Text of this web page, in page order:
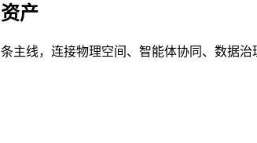
产
主线，连接物理空间、智能体协同、数据